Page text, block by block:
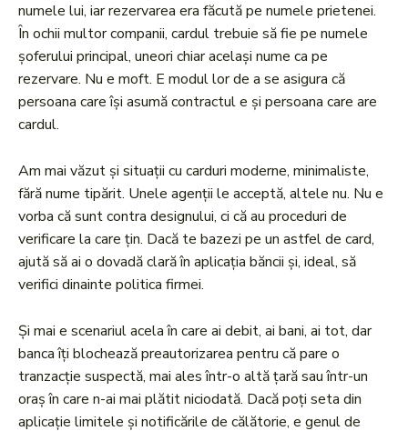
numele lui, iar rezervarea era făcută pe numele prietenei.
În ochii multor companii, cardul trebuie să fie pe numele
șoferului principal, uneori chiar același nume ca pe
rezervare. Nu e moft. E modul lor de a se asigura că
persoana care își asumă contractul e și persoana care are
cardul.
Am mai văzut și situații cu carduri moderne, minimaliste,
fără nume tipărit. Unele agenții le acceptă, altele nu. Nu e
vorba că sunt contra designului, ci că au proceduri de
verificare la care țin. Dacă te bazezi pe un astfel de card,
ajută să ai o dovadă clară în aplicația băncii și, ideal, să
verifici dinainte politica firmei.
Și mai e scenariul acela în care ai debit, ai bani, ai tot, dar
banca îți blochează preautorizarea pentru că pare o
tranzacție suspectă, mai ales într-o altă țară sau într-un
oraș în care n-ai mai plătit niciodată. Dacă poți seta din
aplicație limitele și notificările de călătorie, e genul de